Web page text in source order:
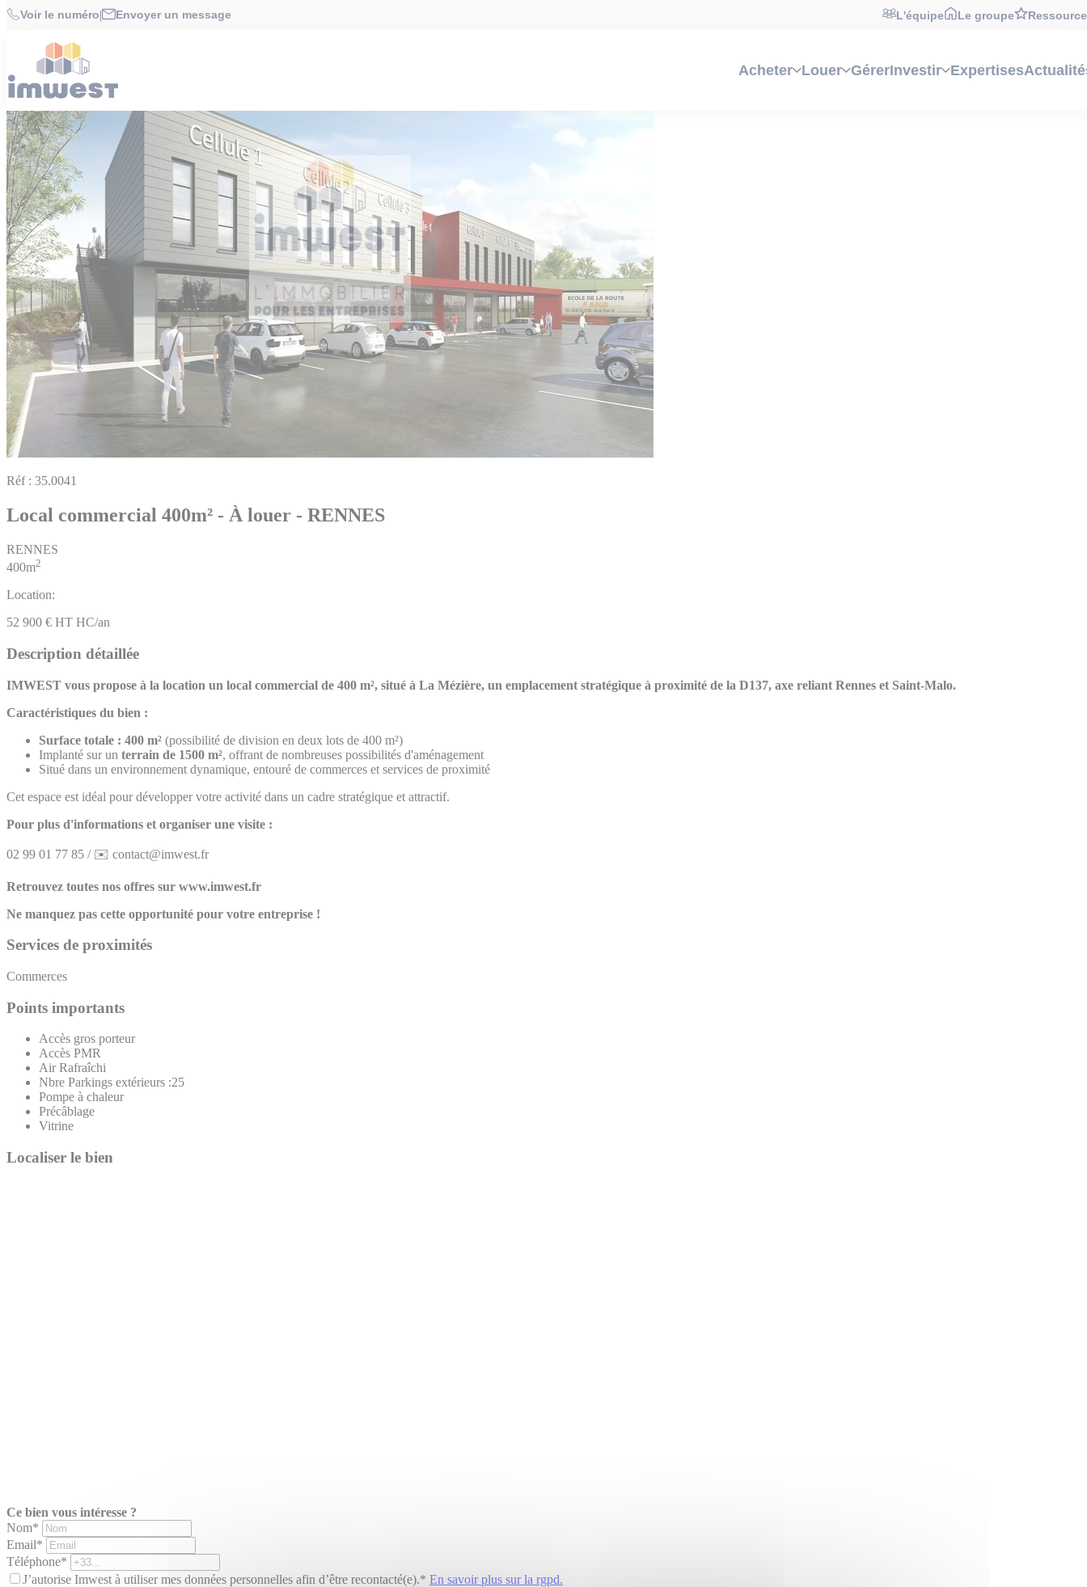
Cookies management panel
Voir le numéro| Envoyer un message L'équipe Le groupe
Acheter Louer GérerInvestir Expertises
Accueil>Offres>LOCAL COMMERCIAL 400 m² à RENNES
Réf : 35.0041
Local commercial 400m² - À louer - RENNES
RENNES
400m2
Location:
52 900 € HT HC/an
Description détaillée
IMWEST vous propose à la location un local commercial de 400 m², situé à La Mézière, un emplacement stratégique à proximité de la D137, axe reliant Rennes et Saint-Malo.
Caractéristiques du bien :
Surface totale : 400 m² (possibilité de division en deux lots de 400 m²)
Implanté sur un terrain de 1500 m², offrant de nombreuses possibilités d'aménagement
Situé dans un environnement dynamique, entouré de commerces et services de proximité
Cet espace est idéal pour développer votre activité dans un cadre stratégique et attractif.
Pour plus d'informations et organiser une visite :
02 99 01 77 85 / ✉️ contact@imwest.fr
Retrouvez toutes nos offres sur www.imwest.fr
Ne manquez pas cette opportunité pour votre entreprise !
Services de proximités
Commerces
Points importants
Accès gros porteur
Accès PMR
Air Rafraîchi
Nbre Parkings extérieurs :25
Pompe à chaleur
Précâblage
Vitrine
Localiser le bien
Ce bien vous intéresse ?
Nom*
Email*
Téléphone*
J’autorise Imwest à utiliser mes données personnelles afin d’être recontacté(e).* En savoir plus sur la rgpd.